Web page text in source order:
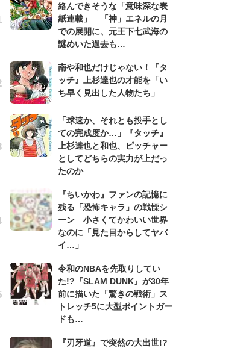
絡んできそうな「意味深な表
紙連載」 「神」エネルの月
での展開に、元王下七武海の
謎めいた過去も…
南や和也だけじゃない！『タ
ッチ』上杉達也の才能を「い
ち早く見出した人物たち」
「球速か、それとも投手とし
ての完成度か…」『タッチ』
上杉達也と和也、ピッチャー
としてどちらの実力が上だっ
たのか
『ちいかわ』ファンの記憶に
残る「恐怖キャラ」の戦慄シ
ーン 小さくてかわいい世界
なのに「見た目からしてヤバ
イ…」
令和のNBAを先取りしてい
た!?『SLAM DUNK』が30年
前に描いた「驚きの戦術」ス
トレッチ5に大型ポイントガー
ドも…
『刃牙道』で突然の大出世!?